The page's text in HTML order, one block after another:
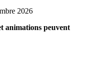
2026
animations peuvent